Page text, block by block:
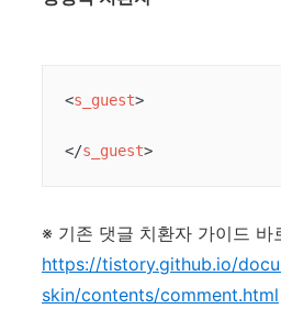
<s_guest>
</s_guest>
※ 기존 댓글 치환자 가이드 바
https://tistory.github.io/
skin/contents/comment.html